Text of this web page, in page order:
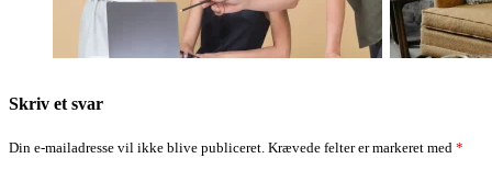
Skriv et svar
Din e-mailadresse vil ikke blive publiceret. Krævede felter er markeret med *